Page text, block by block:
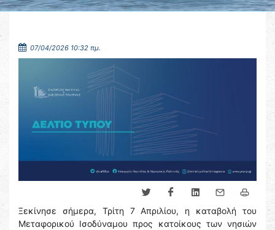
07/04/2026 10:32 πμ.
Ξεκίνησε σήμερα, Τρίτη 7 Απριλίου, η καταβολή του
Μεταφορικού Ισοδύναμου προς κατοίκους των νησιών